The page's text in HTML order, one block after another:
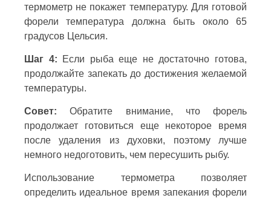
термометр не покажет температуру. Для готовой
форели температура должна быть около 65
градусов Цельсия.
Шаг 4: Если рыба еще не достаточно готова,
продолжайте запекать до достижения желаемой
температуры.
Совет: Обратите внимание, что форель
продолжает готовиться еще некоторое время
после удаления из духовки, поэтому лучше
немного недоготовить, чем пересушить рыбу.
Использование термометра позволяет
определить идеальное время запекания форели